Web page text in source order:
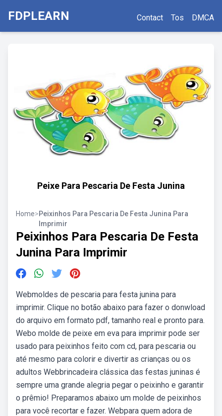
FDPLEARN Contact Tos DMCA
Peixe Para Pescaria De Festa Junina
Home>Peixinhos Para Pescaria De Festa Junina Para
Imprimir
Peixinhos Para Pescaria De Festa
Junina Para Imprimir
Webmoldes de pescaria para festa junina para
imprimir. Clique no botão abaixo para fazer o donwload
do arquivo em formato pdf, tamanho real e pronto para.
Webo molde de peixe em eva para imprimir pode ser
usado para peixinhos feito com cd, para pescaria ou
até mesmo para colorir e divertir as crianças ou os
adultos Webbrincadeira clássica das festas juninas é
sempre uma grande alegria pegar o peixinho e garantir
o prêmio! Preparamos abaixo um molde de peixinhos
para você recortar e fazer. Webpara quem adora de